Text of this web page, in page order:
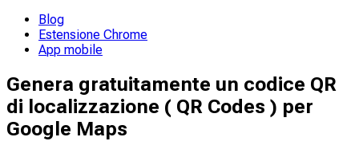
Blog
Estensione Chrome
App mobile
Genera gratuitamente un codice QR
di localizzazione ( QR Codes ) per
Google Maps